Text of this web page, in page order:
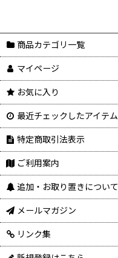
並び順:
商品カテゴリ一覧
マイページ
お気に入り
最近チェックしたアイテム
特定商取引法表示
ご利用案内
追加・お取り置きについて
メールマガジン
リンク集